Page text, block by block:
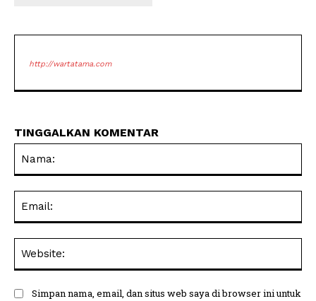
http://wartatama.com
TINGGALKAN KOMENTAR
Simpan nama, email, dan situs web saya di browser ini untuk